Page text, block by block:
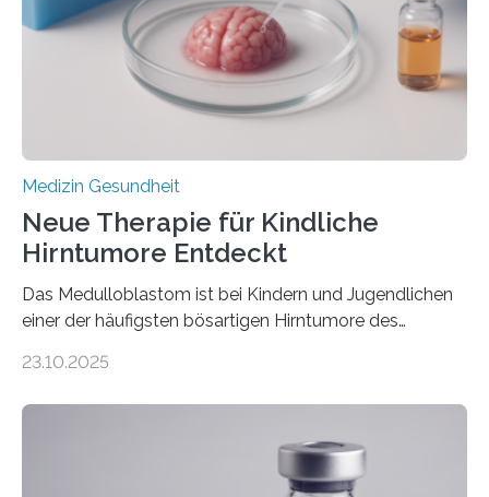
hypertrophe Kardiomyopathie (HCM) ist die häufigste
erblich bedingte Herzerkrankung. Sie führt dazu, dass
sich die linke Herzkammer verdickt, der Herzmuskel zu
stark kontrahiert…
Medizin Gesundheit
Neue Therapie für Kindliche
Hirntumore Entdeckt
Das Medulloblastom ist bei Kindern und Jugendlichen
einer der häufigsten bösartigen Hirntumore des
Betroffenen können mit heutigen Methoden geheilt
Dringend benötigt werden zielgerichtete Therapien, die
nur Tumorschwachstellen angreifen und normales
23.10.2025